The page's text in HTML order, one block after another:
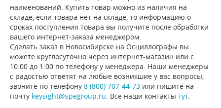
наименований. Купить товар можно из наличия на
складе, если товара нет на складе, то информацию о
сроках поступления товара вы получите после обработки
вашего интернет-заказа менеджером.
Сделать заказ в Новосибирске на Осциллографы вы
можете круглосуточно через интернет-магазин или с
10:00 до 1:00 по телефону у менеджера. Наши менеджеры
с радостью ответят на любые возникшие у вас вопросы,
звоните по телефону 8 (800) 707-44-73 или пишите на
почту keysight@spegroup.ru . Все наши контакты тут.